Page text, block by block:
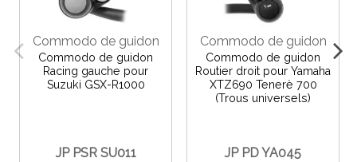
Commodo de guidon
Commodo de guidon
Racing gauche pour
Suzuki GSX-R1000
JP PSR SU011
Commodo de guidon
Commodo de guidon
Routier droit pour Yamaha
XTZ690 Tenerè 700
(Trous universels)
JP PD YA045